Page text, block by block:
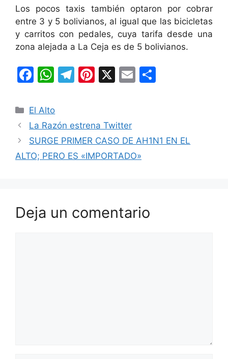
Los pocos taxis también optaron por cobrar
entre 3 y 5 bolivianos, al igual que las bicicletas
y carritos con pedales, cuya tarifa desde una
zona alejada a La Ceja es de 5 bolivianos.
F
c
e
b
o
W
at
s
A
p
T
gr
a
m
Pi
e
st
X
E
ar
Categorías
El Alto
La Razón estrena Twitter
SURGE PRIMER CASO DE AH1N1 EN EL
ALTO; PERO ES «IMPORTADO»
Deja un comentario